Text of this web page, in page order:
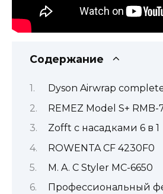
Содержание
Dyson Airwrap
REMEZ Model S+ RMB-
Zofft с насадками 6 в 1
ROWENTA CF 4230F0
M. A. C Styler MC-6650
Профессиональный